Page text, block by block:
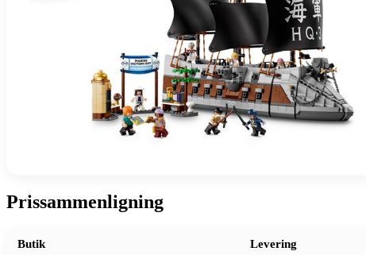
Prissammenligning
Butik Levering